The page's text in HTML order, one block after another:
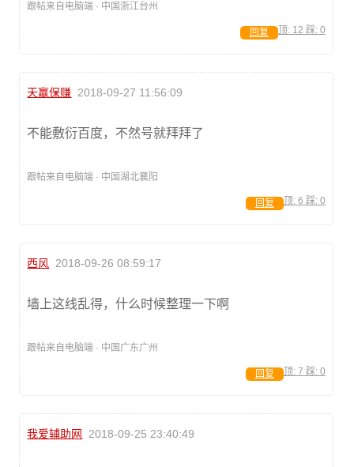
跟帖来自电脑端 · 中国浙江台州
顶: 12 踩: 0
回复
天赢保赚 2018-09-27 11:56:09
不能敷衍百度，不然号就拜拜了
跟帖来自电脑端 · 中国湖北襄阳
顶: 6 踩: 0
回复
西风 2018-09-26 08:59:17
墙上这线乱得，什么时候整理一下啊
跟帖来自电脑端 · 中国广东广州
顶: 7 踩: 0
回复
我爱辅助网 2018-09-25 23:40:49